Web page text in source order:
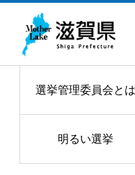
選挙管理委員会とは
明るい選挙